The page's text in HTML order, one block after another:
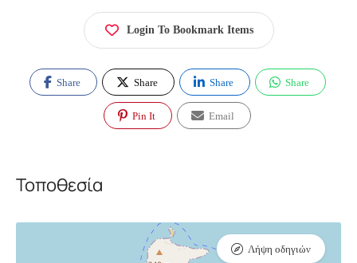
Login To Bookmark Items
Share Share Share Share
Pin It Email
Τοποθεσία
Λήψη οδηγιών